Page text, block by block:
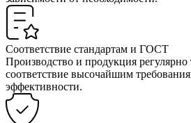
Соответствие стандартам и ГОСТ
Производство и продукция регулярно
соответствие высочайшим
эффективности.